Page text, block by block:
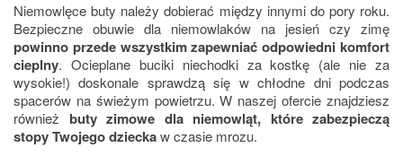
Niemowlęce buty należy dobierać między innymi do pory roku.
Bezpieczne obuwie dla niemowlaków na jesień czy zimę
powinno przede wszystkim zapewniać odpowiedni komfort
cieplny. Ocieplane buciki niechodki za kostkę (ale nie za
wysokie!) doskonale sprawdzą się w chłodne dni podczas
spacerów na świeżym powietrzu. W naszej ofercie znajdziesz
również buty zimowe dla niemowląt, które zabezpieczą
stopy Twojego dzieckaw czasie mrozu.